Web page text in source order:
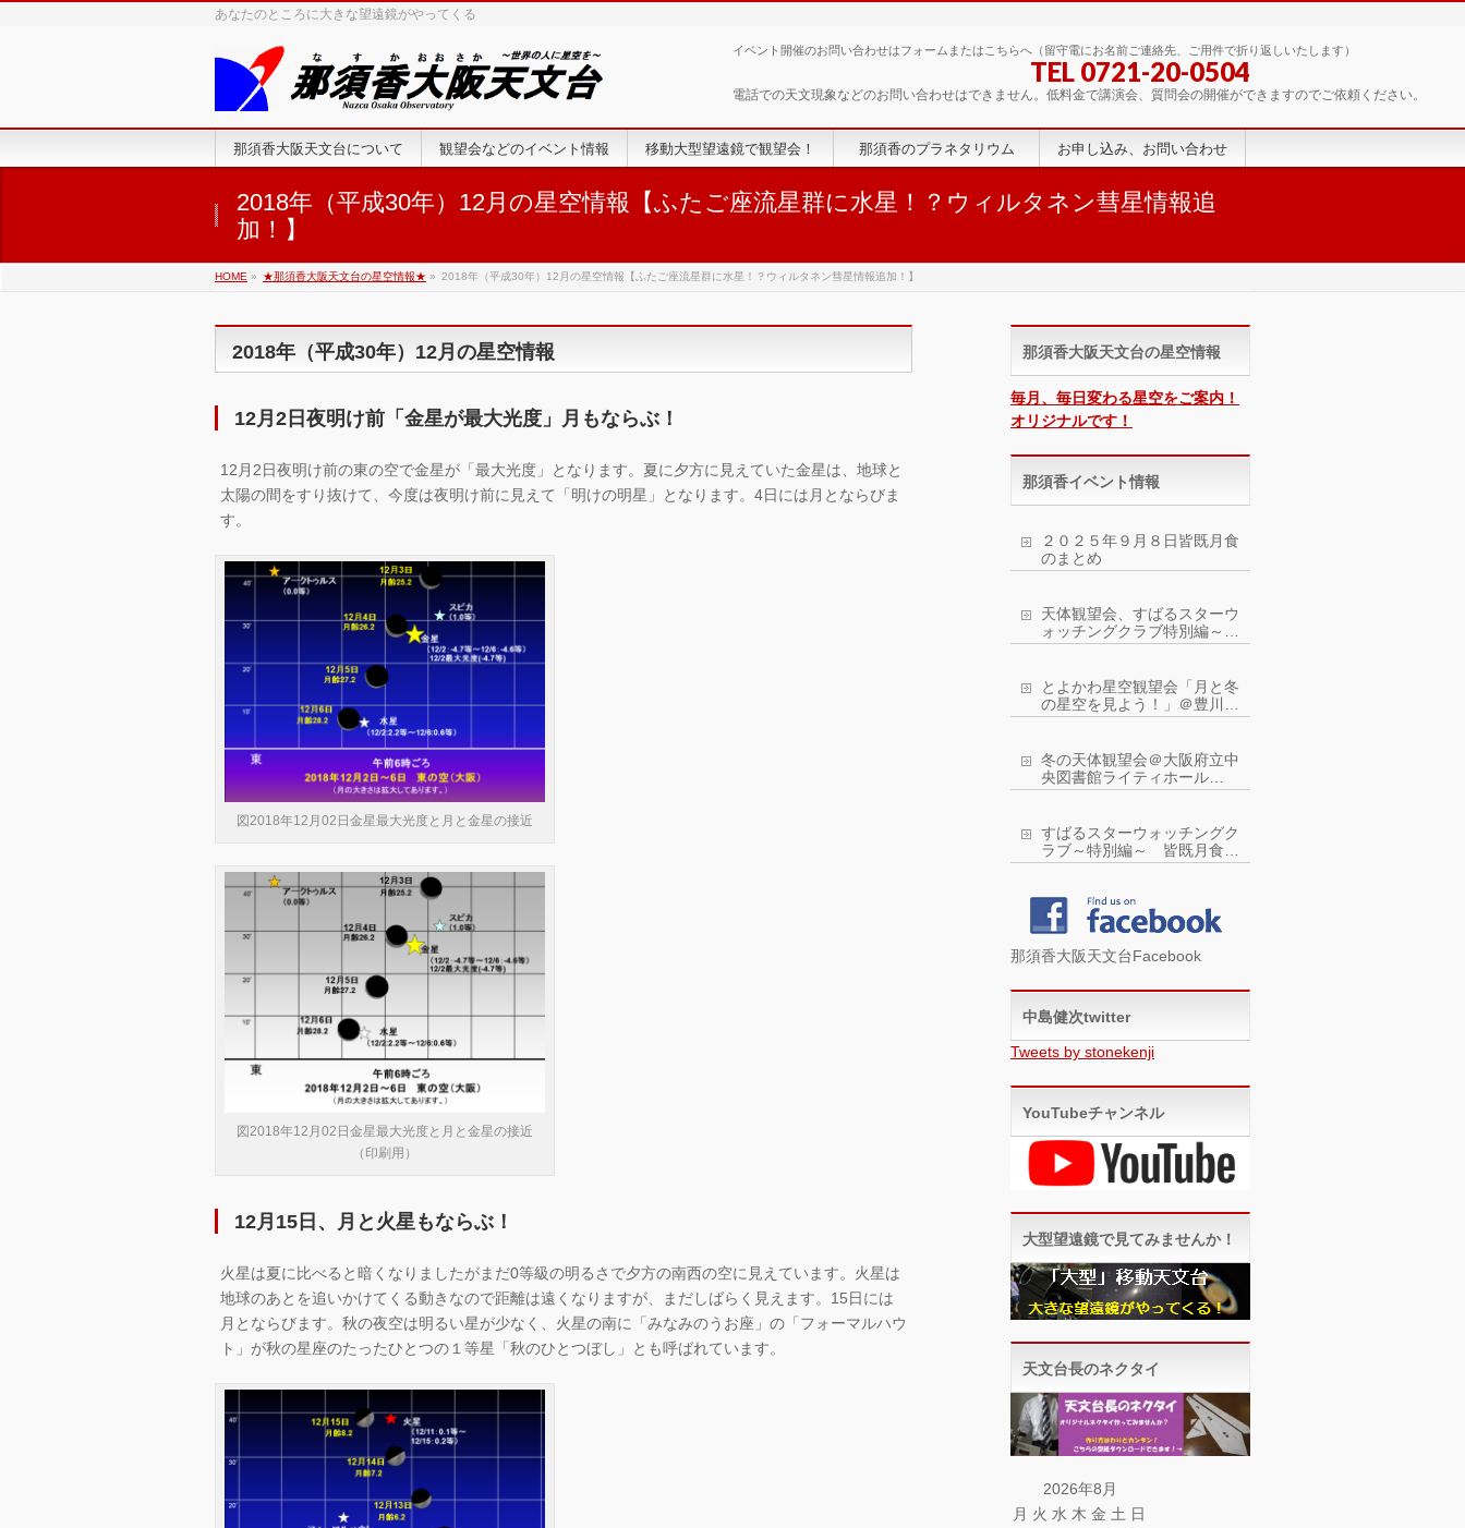
あなたのところに大きな望遠鏡がやってくる
イベント開催のお問い合わせはフォームまたはこちらへ（留守電にお名前ご連絡先、ご用件で折り返しいたします）
TEL 0721-20-0504
電話での天文現象などのお問い合わせはできません。低料金で講演会、質問会の開催ができますのでご依頼ください。
那須香大阪天文台について 観望会などのイベント情報 移動大型望遠鏡で観望会！ 那須香のプラネタリウム お申し込み、お問い合わせ
2018年（平成30年）12月の星空情報【ふたご座流星群に水星！？ウィルタネン彗星情報追
加！】
HOME » ★那須香大阪天文台の星空情報★ » 2018年（平成30年）12月の星空情報【ふたご座流星群に水星！？ウィルタネン彗星情報追加！】
2018年（平成30年）12月の星空情報
12月2日夜明け前「金星が最大光度」月もならぶ！
12月2日夜明け前の東の空で金星が「最大光度」となります。夏に夕方に見えていた金星は、地球と
太陽の間をすり抜けて、今度は夜明け前に見えて「明けの明星」となります。4日には月とならびま
す。
図2018年12月02日金星最大光度と月と金星の接近
図2018年12月02日金星最大光度と月と金星の接近
（印刷用）
12月15日、月と火星もならぶ！
火星は夏に比べると暗くなりましたがまだ0等級の明るさで夕方の南西の空に見えています。火星は
地球のあとを追いかけてくる動きなので距離は遠くなりますが、まだしばらく見えます。15日には
月とならびます。秋の夜空は明るい星が少なく、火星の南に「みなみのうお座」の「フォーマルハウ
ト」が秋の星座のたったひとつの１等星「秋のひとつぼし」とも呼ばれています。
那須香大阪天文台の星空情報
毎月、毎日変わる星空をご案内！
オリジナルです！
那須香イベント情報
２０２５年９月８日皆既月食
のまとめ
天体観望会、すばるスターウ
ォッチングクラブ特別編～皆
既月食を観察しよう！
とよかわ星空観望会「月と冬
の星空を見よう！」＠豊川市
ジオスペース館：令和４年２
冬の天体観望会＠大阪府立中
央図書館ライティホール
2022年2月11日（金・祝）
すばるスターウォッチングク
ラブ～特別編～ 皆既月食に
近い？！部分月食を観察しよ
那須香大阪天文台Facebook
中島健次twitter
Tweets by stonekenji
YouTubeチャンネル
大型望遠鏡で見てみませんか！
天文台長のネクタイ
2026年8月
月 火 水 木 金 土 日